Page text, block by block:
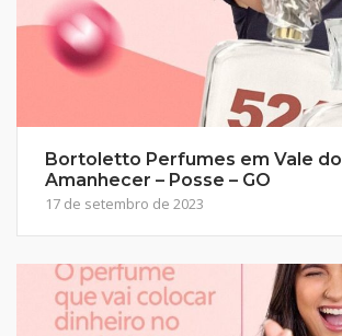
Bortoletto Perfumes em Vale do
Amanhecer – Posse – GO
17 de setembro de 2023